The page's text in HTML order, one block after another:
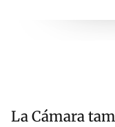
La Cámara